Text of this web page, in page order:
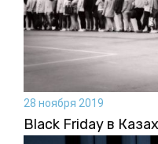
28 ноября 2019
Black Friday в